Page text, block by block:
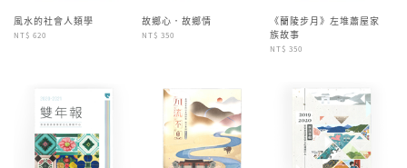
風水的社會人類學
NT$ 620
故鄉心．故鄉情
NT$ 350
《蘭陵步月》左堆蕭屋家
族故事
NT$ 350